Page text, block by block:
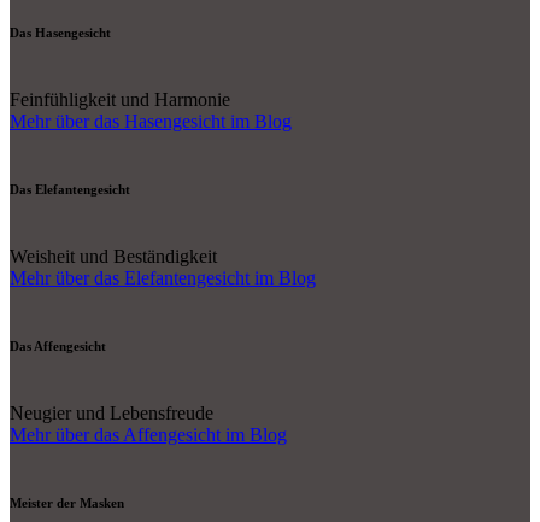
Das Hasengesicht
Feinfühligkeit und Harmonie
Mehr über das Hasengesicht im Blog
Das Elefantengesicht
Weisheit und Beständigkeit
Mehr über das Elefantengesicht im Blog
Das Affengesicht
Neugier und Lebensfreude
Mehr über das Affengesicht im Blog
Meister der Masken